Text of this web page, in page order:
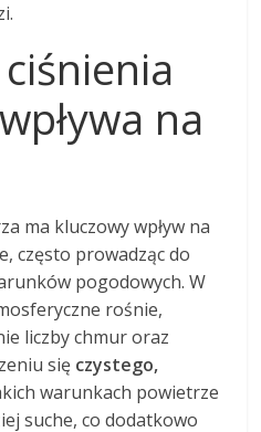
na
ma kluczowy wpływ na
często prowadząc do
pogodowych. W
rośnie,
liczby chmur oraz
się czystego,
warunkach powietrze
suche, co dodatkowo